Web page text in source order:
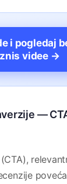
i pogledaj
videe →
—